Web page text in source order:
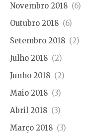
Novembro 2018 (6)
Outubro 2018 (6)
Setembro 2018 (2)
Julho 2018 (2)
Junho 2018 (2)
Maio 2018 (3)
Abril 2018 (3)
Março 2018 (3)